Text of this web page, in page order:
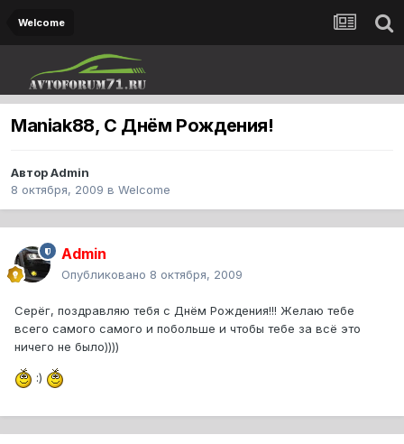
Welcome
Maniak88, С Днём Рождения!
АвторAdmin
8 октября, 2009 в Welcome
Admin
Опубликовано 8 октября, 2009
Серёг, поздравляю тебя с Днём Рождения!!! Желаю тебе
всего самого самого и побольше и чтобы тебе за всё это
ничего не было))))
:)